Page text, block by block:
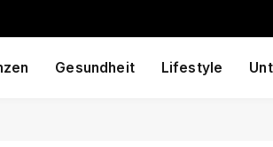
Gesundheit Lifestyle